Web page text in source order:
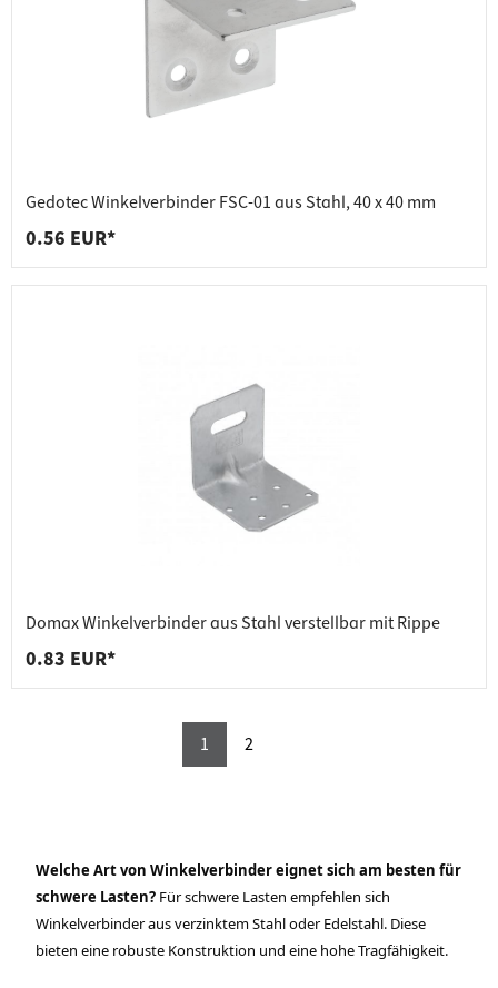
Gedotec Winkelverbinder FSC-01 aus Stahl, 40 x 40 mm
0.56 EUR*
Domax Winkelverbinder aus Stahl verstellbar mit Rippe
0.83 EUR*
1 2
Welche Art von Winkelverbinder eignet sich am besten für
schwere Lasten? Für schwere Lasten empfehlen sich
Winkelverbinder aus verzinktem Stahl oder Edelstahl. Diese
bieten eine robuste Konstruktion und eine hohe Tragfähigkeit.